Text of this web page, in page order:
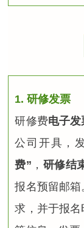
1. 研修发票
研修费电子发
公司开具，
费” ， 研修结
报名预留邮
求，并于报